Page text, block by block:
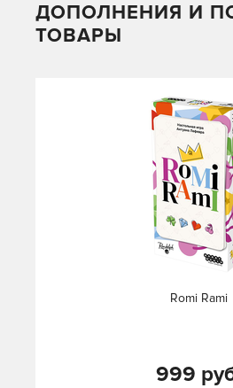
ДОПОЛНЕНИЯ И
ТОВАРЫ
Romi Rami
999